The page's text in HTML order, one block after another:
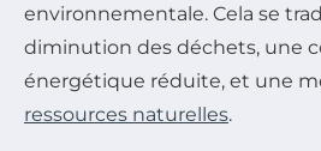
environnementale. Cela se
diminution des déchets, une
énergétique réduite, et une
ressources naturelles.